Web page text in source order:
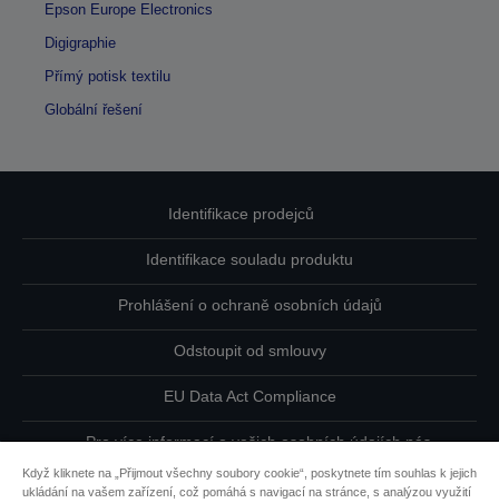
Epson Europe Electronics
Digigraphie
Přímý potisk textilu
Globální řešení
Identifikace prodejců
Identifikace souladu produktu
Prohlášení o ochraně osobních údajů
Odstoupit od smlouvy
EU Data Act Compliance
Pro více informací o vašich osobních údajích nás
Když kliknete na „Přijmout všechny soubory cookie“, poskytnete tím souhlas k jejich
ukládání na vašem zařízení, což pomáhá s navigací na stránce, s analýzou využití